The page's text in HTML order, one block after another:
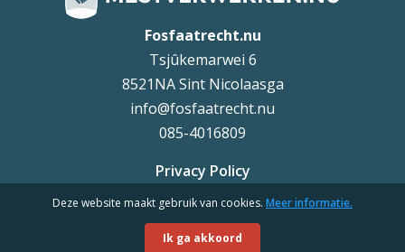
Fosfaatrecht.nu
Tsjûkemarwei 6
8521NA Sint Nicolaasga
info@fosfaatrecht.nu
085-4016809
Privacy Policy
©Uteq
Deze website maakt gebruik van cookies. Meer informatie.
Ik ga akkoord